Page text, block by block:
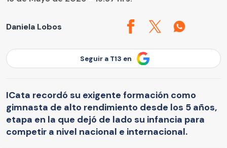
Daniela Lobos
Seguir a T13 en
ICata recordó su exigente formación como
gimnasta de alto rendimiento desde los 5 años,
etapa en la que dejó de lado su infancia para
competir a nivel nacional e internacional.